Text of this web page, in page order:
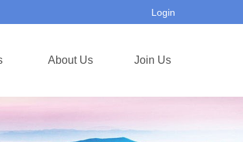
Login
About Us Join Us